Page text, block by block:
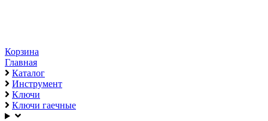
Корзина
Главная
Каталог
Инструмент
Ключи
Ключи гаечные